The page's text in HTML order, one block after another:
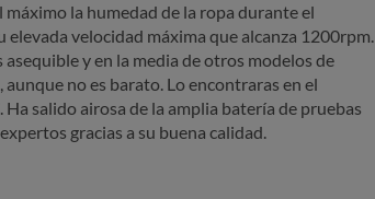
máximo la humedad de la ropa durante el
elevada velocidad máxima que alcanza 1200rpm.
asequible y en la media de otros modelos de
no es barato. Lo encontraras en el
salido airosa de la amplia batería de pruebas
gracias a su buena calidad.